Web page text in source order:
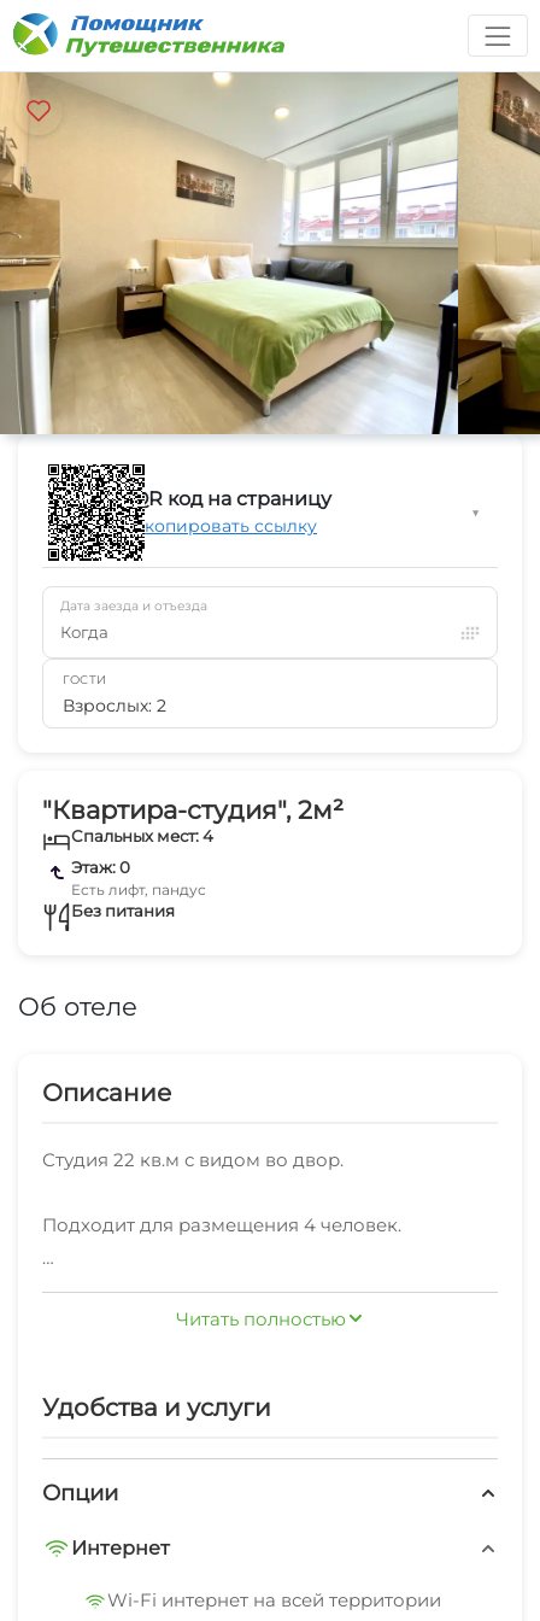
"Квартира-студия", 2м²
Спальных мест: 4
Этаж: 0
Есть лифт, пандус
Без питания
Об отеле
Описание
Студия 22 кв.м с видом во двор.
Подходит для размещения 4 человек.
В номере: 1 двуспальная кровать, 1
односпальный диван и 1 кресло-кровать.
стиральная машина, сушилка для белья, утюг и
кондиционер, шкаф, вешалка, зеркало, СВЧ,
приборы, холодильник, стулья.
Индивидуальная ванная комната: ванна,
Читать полностью
Удобства и услуги
Опции
Интернет
Wi-Fi интернет на всей территории
QR код на страницу
Скопировать ссылку
▼
Дата заезда и отъезда
Когда
ГОСТИ
Взрослых: 2